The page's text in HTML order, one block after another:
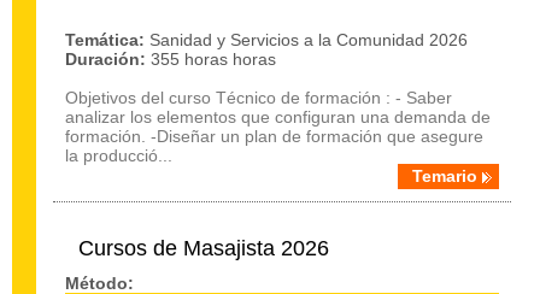
Temática: Sanidad y Servicios a la Comunidad 2026
Duración: 355 horas horas
Objetivos del curso Técnico de formación : - Saber
analizar los elementos que configuran una demanda de
formación. -Diseñar un plan de formación que asegure
la producció...
Temario
Cursos de Masajista 2026
Método: